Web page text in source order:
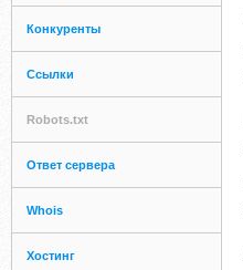
Конкуренты
Ссылки
Robots.txt
Ответ сервера
Whois
Хостинг